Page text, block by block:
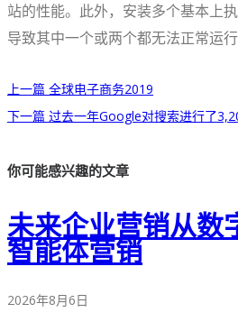
站的性能。此外，安装多个基本上
导致其中一个或两个都无法正常运行
上一篇 全球电子商务2019
下一篇 过去一年Google对搜索进行了
你可能感兴趣的文章
未来企业营销从数
智能体营销
2026年8月6日